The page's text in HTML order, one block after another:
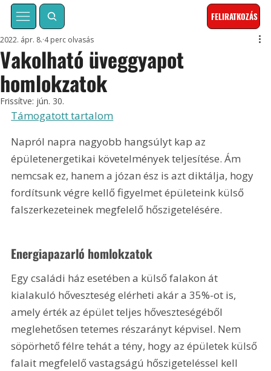
FELIRATKOZÁS
Vakolható üveggyapot
homlokzatok
2022. ápr. 8. 4 perc olvasás
Frissítve: jún. 30.
Támogatott tartalom
Napról napra nagyobb hangsúlyt kap az
épületenergetikai követelmények teljesítése. Ám
nemcsak ez, hanem a józan ész is azt diktálja, hogy
fordítsunk végre kellő figyelmet épületeink külső
falszerkezeteinek megfelelő hőszigetelésére.
Energiapazarló homlokzatok
Egy családi ház esetében a külső falakon át
kialakuló hőveszteség elérheti akár a 35%-ot is,
amely érték az épület teljes hőveszteségéből
meglehetősen tetemes részarányt képvisel. Nem
söpörhető félre tehát a tény, hogy az épületek külső
falait megfelelő vastagságú hőszigeteléssel kell